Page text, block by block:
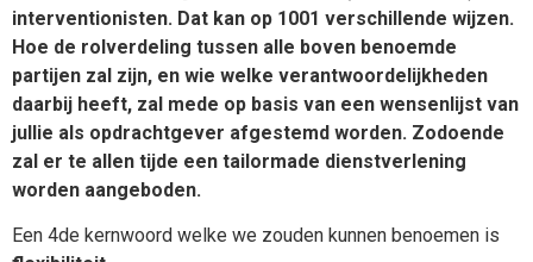
interventionisten. Dat kan op 1001 verschillende wijzen.
Hoe de rolverdeling tussen alle boven benoemde
partijen zal zijn, en wie welke verantwoordelijkheden
daarbij heeft, zal mede op basis van een wensenlijst van
jullie als opdrachtgever afgestemd worden. Zodoende
zal er te allen tijde een tailormade dienstverlening
worden aangeboden.
Een 4de kernwoord welke we zouden kunnen benoemen is